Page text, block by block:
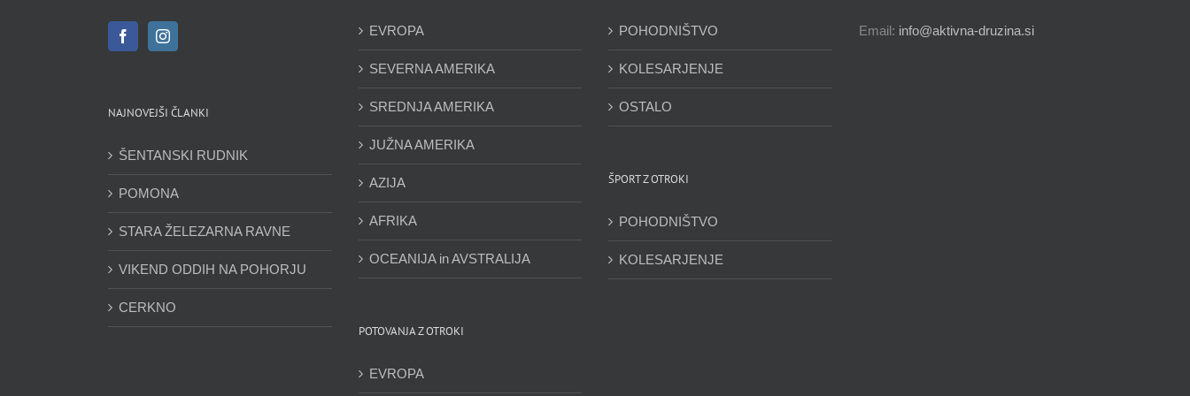
NAJNOVEJŠI ČLANKI
ŠENTANSKI RUDNIK
POMONA
STARA ŽELEZARNA RAVNE
VIKEND ODDIH NA POHORJU
CERKNO
EVROPA
SEVERNA AMERIKA
SREDNJA AMERIKA
JUŽNA AMERIKA
AZIJA
AFRIKA
OCEANIJA in AVSTRALIJA
POTOVANJA Z OTROKI
EVROPA
POHODNIŠTVO
KOLESARJENJE
OSTALO
ŠPORT Z OTROKI
POHODNIŠTVO
KOLESARJENJE
Email: info@aktivna-druzina.si